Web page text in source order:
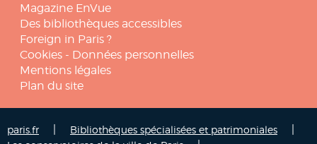
Magazine EnVue
Des bibliothèques accessibles
Foreign in Paris ?
Cookies - Données personnelles
Mentions légales
Plan du site
paris.fr Bibliothèques spécialisées et patrimoniales